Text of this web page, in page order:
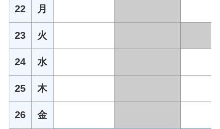
22 月
23 火
24 水
25 木
26 金